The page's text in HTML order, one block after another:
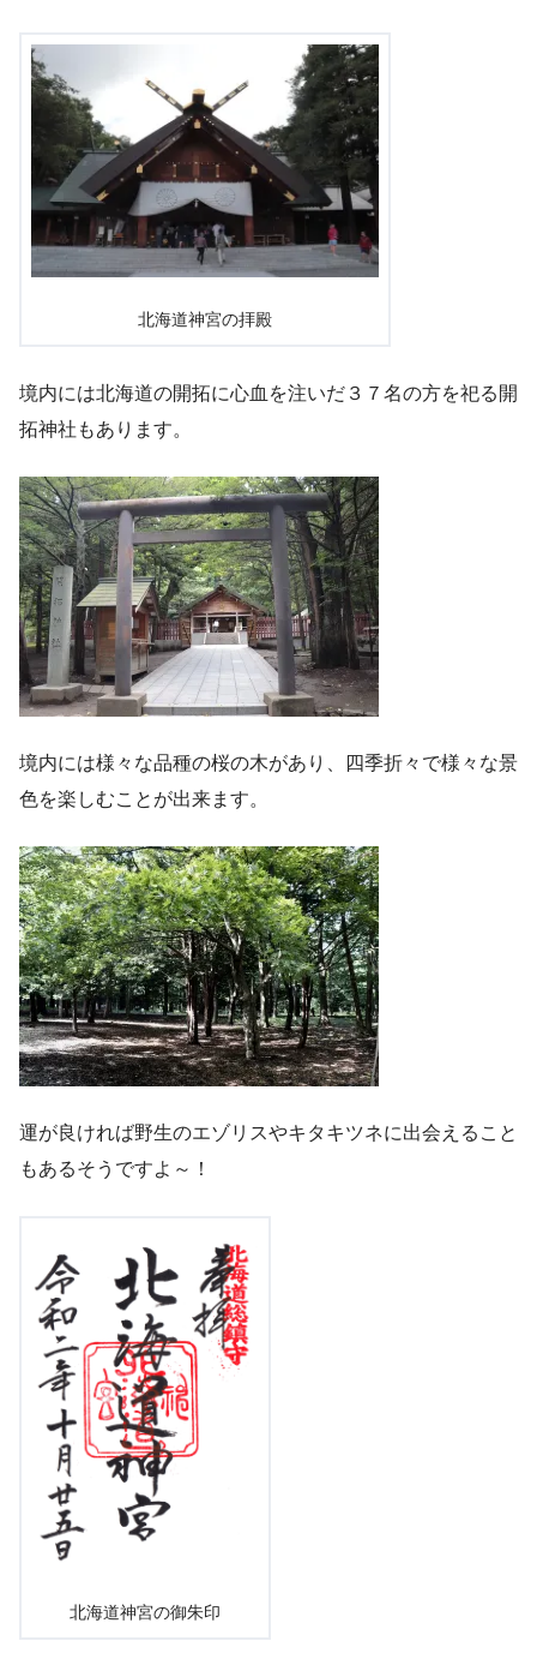
北海道神宮の拝殿
境内には北海道の開拓に心血を注いだ３７名の方を祀る開
拓神社もあります。
境内には様々な品種の桜の木があり、四季折々で様々な景
色を楽しむことが出来ます。
運が良ければ野生のエゾリスやキタキツネに出会えること
もあるそうですよ～！
北海道神宮の御朱印